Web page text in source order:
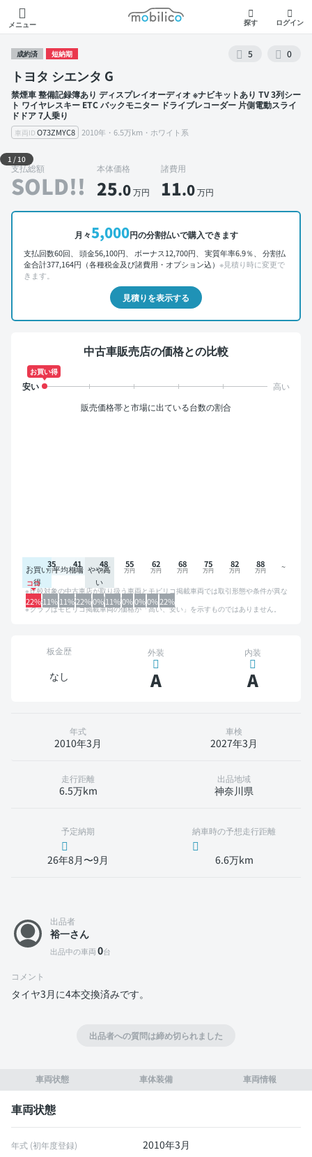
メニュー
モビリコ
探す ログイン
成約済 短納期 5 0
トヨタ シエンタ G
禁煙車 整備記録簿あり ディスプレイオーディオ ※ナビキットあり TV 3列シー
ト ワイヤレスキー ETC バックモニター ドライブレコーダー 片側電動スライ
ドドア 7人乗り
車両ID O73ZMYC8 2010年・6.5万km・ホワイト系
外装 左前
1 /10
支払総額
SOLD!!
本体価格
25.0万円
諸費用
11.0万円
月々5,000円の分割払いで購入できます
支払回数60回、 頭金56,100円、 ボーナス12,700円、 実質年率6.9％、 分割払
金合計377,164円（各種税金及び諸費用・オプション込） ※見積り時に変更で
きます。
見積りを表示する
中古車販売店の価格との比較
お買い得
販売価格帯と市場に出ている台数の割合
お買い
得
平均相場 やや高
い
22%11%11%22%0%11%0%0%0%22%
35 41 48 55 62 68 75 82 88
比較対象の中古車店が取り扱う車両とモビリコ掲載車両では取引形態や条件が異な
るため、グラフは参考情報です。
グラフはモビリコ掲載車両の価格が「高い、安い」を示すものではありません。
板金歴
なし
外装
A
内装
A
年式
2010年3月
車検
2027年3月
走行距離
6.5万km
出品地域
神奈川県
予定納期
26年8月〜9月
納車時の予想走行距離
6.6万km
車両状態 車体装備 車両情報
車両状態
年式 (初年度登録) 2010年3月
出品者
裕一さん
出品中の車両0台
コメント
タイヤ3月に4本交換済みです。
出品者への質問は締め切られました